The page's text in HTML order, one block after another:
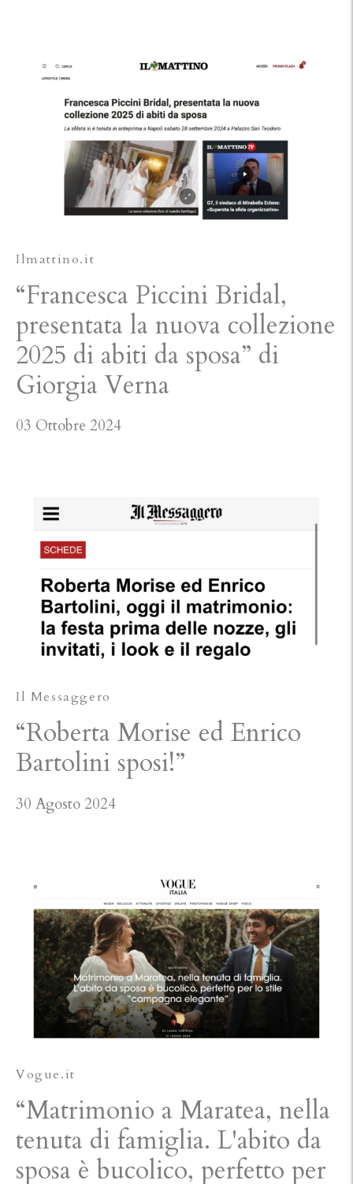
Ilmattino.it
“Francesca Piccini Bridal,
presentata la nuova collezione
2025 di abiti da sposa” di
Giorgia Verna
03 Ottobre 2024
Il Messaggero
“Roberta Morise ed Enrico
Bartolini sposi!”
30 Agosto 2024
Vogue.it
“Matrimonio a Maratea, nella
tenuta di famiglia. L'abito da
sposa è bucolico, perfetto per